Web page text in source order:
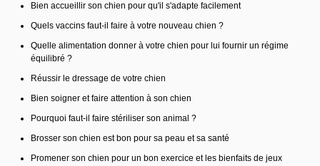
Bien accueillir son chien pour qu'il s'adapte facilement
Quels vaccins faut-il faire à votre nouveau chien ?
Quelle alimentation donner à votre chien pour lui fournir un régime
équilibré ?
Réussir le dressage de votre chien
Bien soigner et faire attention à son chien
Pourquoi faut-il faire stériliser son animal ?
Brosser son chien est bon pour sa peau et sa santé
Promener son chien pour un bon exercice et les bienfaits de jeux